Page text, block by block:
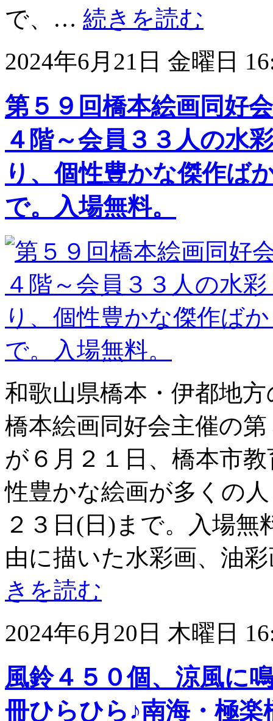
で、… 続きを読む
2024年6月21日 金曜日
第５９回橋本絵画同好
４階～会員３３人の水
り、個性豊かな傑作ば
で。入場無料。
和歌山県橋本・伊都地
橋本絵画同好会主催の
が６月２１日、橋本市
性豊かな絵画が多くの
２３日(日)まで。入場
由に描いた水彩画、油
きを読む
2024年6月20日 木曜日
風鈴４５０個、涼風に
冊ひらひら♪南海・極